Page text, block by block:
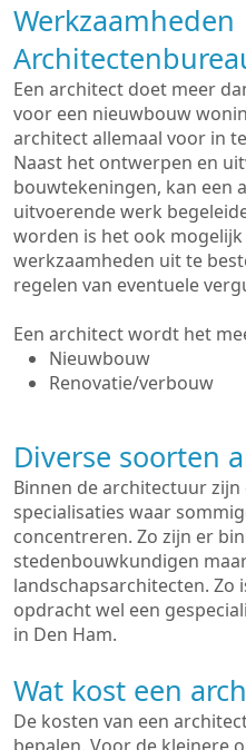
Werkzaamheden
Een architect doet meer
voor een nieuwbouw
architect allemaal voor in
Naast het ontwerpen en
bouwtekeningen, kan een
uitvoerende werk
worden is het ook
werkzaamheden uit te
regelen van eventuele
Een architect wordt het
Nieuwbouw
Renovatie/verbouw
Diverse soorten
Binnen de architectuur
specialisaties waar
concentreren. Zo zijn er
stedenbouwkundigen
landschapsarchitecten.
opdracht wel een
in Den Ham.
Wat kost een
De kosten van een